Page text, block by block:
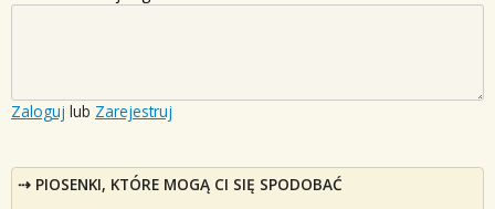
Zaloguj lub Zarejestruj
PIOSENKI, KTÓRE MOGĄ CI SIĘ SPODOBAĆ